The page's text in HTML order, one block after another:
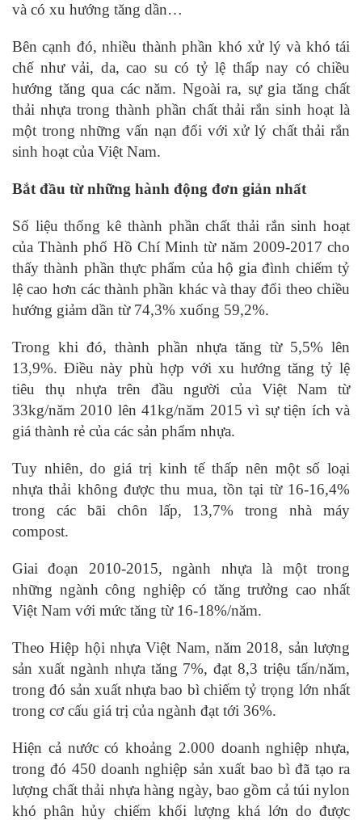
và có xu hướng tăng dần…
Bên cạnh đó, nhiều thành phần khó xử lý và khó tái
chế như vải, da, cao su có tỷ lệ thấp nay có chiều
hướng tăng qua các năm. Ngoài ra, sự gia tăng chất
thải nhựa trong thành phần chất thải rắn sinh hoạt là
một trong những vấn nạn đối với xử lý chất thải rắn
sinh hoạt của Việt Nam.
Bắt đầu từ những hành động đơn giản nhất
Số liệu thống kê thành phần chất thải rắn sinh hoạt
của Thành phố Hồ Chí Minh từ năm 2009-2017 cho
thấy thành phần thực phẩm của hộ gia đình chiếm tỷ
lệ cao hơn các thành phần khác và thay đổi theo chiều
hướng giảm dần từ 74,3% xuống 59,2%.
Trong khi đó, thành phần nhựa tăng từ 5,5% lên
13,9%. Điều này phù hợp với xu hướng tăng tỷ lệ
tiêu thụ nhựa trên đầu người của Việt Nam từ
33kg/năm 2010 lên 41kg/năm 2015 vì sự tiện ích và
giá thành rẻ của các sản phẩm nhựa.
Tuy nhiên, do giá trị kinh tế thấp nên một số loại
nhựa thải không được thu mua, tồn tại từ 16-16,4%
trong các bãi chôn lấp, 13,7% trong nhà máy
compost.
Giai đoạn 2010-2015, ngành nhựa là một trong
những ngành công nghiệp có tăng trưởng cao nhất
Việt Nam với mức tăng từ 16-18%/năm.
Theo Hiệp hội nhựa Việt Nam, năm 2018, sản lượng
sản xuất ngành nhựa tăng 7%, đạt 8,3 triệu tấn/năm,
trong đó sản xuất nhựa bao bì chiếm tỷ trọng lớn nhất
trong cơ cấu giá trị của ngành đạt tới 36%.
Hiện cả nước có khoảng 2.000 doanh nghiệp nhựa,
trong đó 450 doanh nghiệp sản xuất bao bì đã tạo ra
lượng chất thải nhựa hàng ngày, bao gồm cả túi nylon
khó phân hủy chiếm khối lượng khá lớn do được